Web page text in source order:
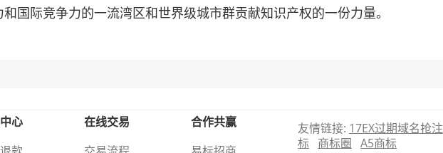
国际竞争力的一流湾区和世界级城市群贡献知识产权的一份力量。
心
在线交易
合作共赢
友情链接: 17EX过期域名抢注
标 商标圈 A5商标